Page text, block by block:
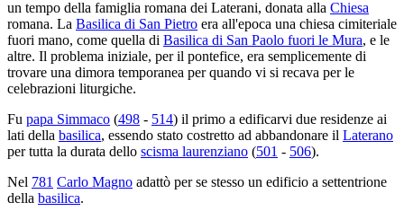
un tempo della famiglia romana dei Laterani, donata alla Chiesa
romana. La Basilica di San Pietro era all'epoca una chiesa cimiteriale
fuori mano, come quella di Basilica di San Paolo fuori le Mura, e le
altre. Il problema iniziale, per il pontefice, era semplicemente di
trovare una dimora temporanea per quando vi si recava per le
celebrazioni liturgiche.
Fu papa Simmaco (498 - 514) il primo a edificarvi due residenze ai
lati della basilica, essendo stato costretto ad abbandonare il Laterano
per tutta la durata dello scisma laurenziano (501 - 506).
Nel 781 Carlo Magno adattò per se stesso un edificio a settentrione
della basilica.